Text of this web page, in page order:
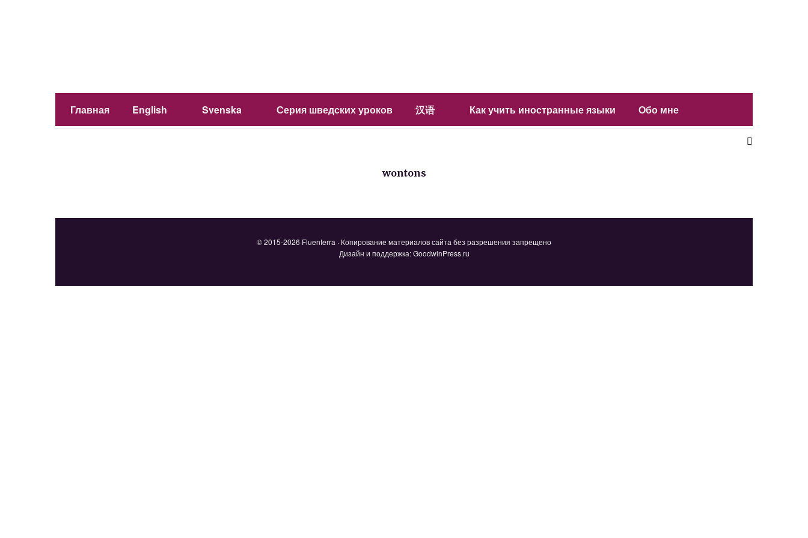
Главная English Svenska Серия шведских уроков 汉语 Как учить иностранные языки Обо мне
wontons
© 2015-2026 Fluenterra · Копирование материалов сайта без разрешения запрещено
Дизайн и поддержка: GoodwinPress.ru